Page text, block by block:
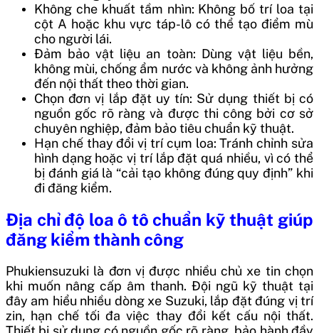
Không che khuất tầm nhìn: Không bố trí loa tại
cột A hoặc khu vực táp-lô có thể tạo điểm mù
cho người lái.
Đảm bảo vật liệu an toàn: Dùng vật liệu bền,
không mùi, chống ẩm nước và không ảnh hưởng
đến nội thất theo thời gian.
Chọn đơn vị lắp đặt uy tín: Sử dụng thiết bị có
nguồn gốc rõ ràng và được thi công bởi cơ sở
chuyên nghiệp, đảm bảo tiêu chuẩn kỹ thuật.
Hạn chế thay đổi vị trí cụm loa: Tránh chỉnh sửa
hình dạng hoặc vị trí lắp đặt quá nhiều, vì có thể
bị đánh giá là “cải tạo không đúng quy định” khi
đi đăng kiểm.
Địa chỉ độ loa ô tô chuẩn kỹ thuật giúp
đăng kiểm thành công
Phukiensuzuki là đơn vị được nhiều chủ xe tin chọn
khi muốn nâng cấp âm thanh. Đội ngũ kỹ thuật tại
đây am hiểu nhiều dòng xe Suzuki, lắp đặt đúng vị trí
zin, hạn chế tối đa việc thay đổi kết cấu nội thất.